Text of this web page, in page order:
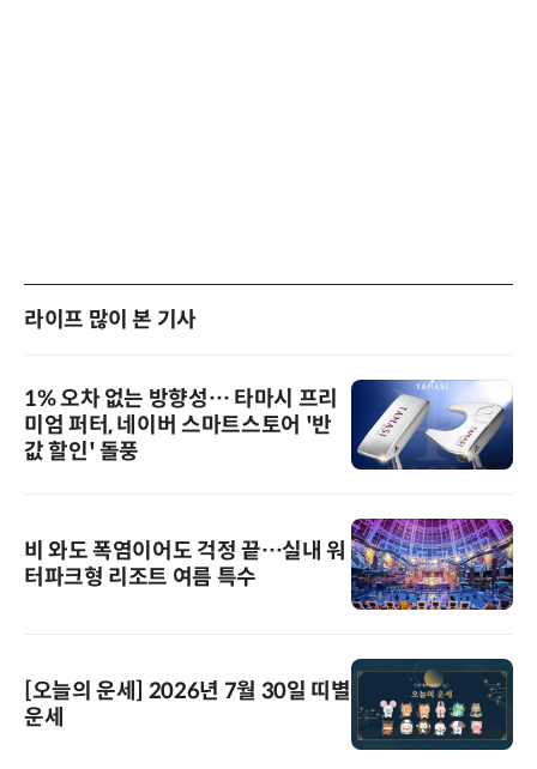
라이프 많이 본 기사
1% 오차 없는 방향성… 타마시 프리
미엄 퍼터, 네이버 스마트스토어 '반
값 할인' 돌풍
비 와도 폭염이어도 걱정 끝…실내 워
터파크형 리조트 여름 특수
[오늘의 운세] 2026년 7월 30일 띠별
운세